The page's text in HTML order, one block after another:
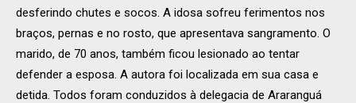
desferindo chutes e socos. A idosa sofreu ferimentos nos
braços, pernas e no rosto, que apresentava sangramento. O
marido, de 70 anos, também ficou lesionado ao tentar
defender a esposa. A autora foi localizada em sua casa e
detida. Todos foram conduzidos à delegacia de Araranguá